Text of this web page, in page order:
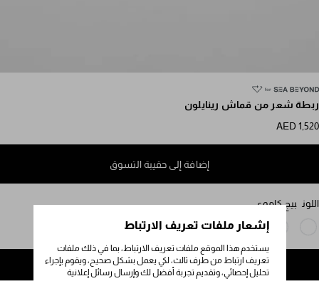
إشعار ملفات تعريف الارتباط
يستخدم هذا الموقع ملفات تعريف الارتباط، بما في ذلك ملفات
تعريف ارتباط من طرف ثالث، لكي يعمل بشكل صحيح، ويقوم بإجراء
تحليل إحصائي، وتقديم تجربة أفضل لك وإرسال رسائل إعلانية
مرر للمزيد من الصور
ربطة شعر من قماش رينايلون
AED 1,520
إضافة إلى حقيبة التسوق
اللون بيج كاموي
إضافة إلى حقيبة التسوق